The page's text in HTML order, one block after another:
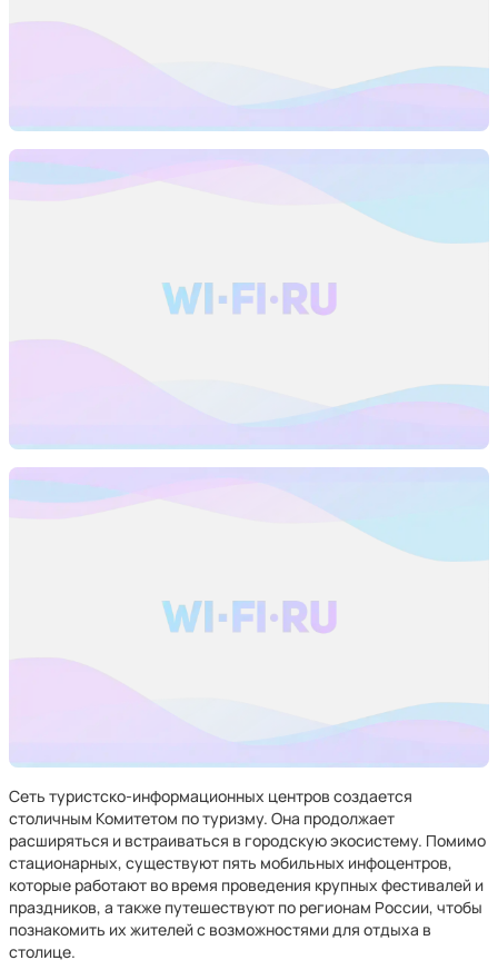
Сеть туристско-информационных центров создается
столичным Комитетом по туризму. Она продолжает
расширяться и встраиваться в городскую экосистему. Помимо
стационарных, существуют пять мобильных инфоцентров,
которые работают во время проведения крупных фестивалей и
праздников, а также путешествуют по регионам России, чтобы
познакомить их жителей с возможностями для отдыха в
столице.